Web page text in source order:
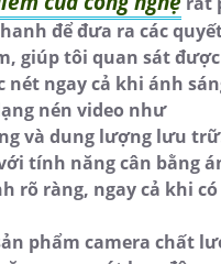
để đưa ra các
giúp tôi quan sát
ngay cả khi ánh
nén video như
và dung lượng lưu
tính năng cân bằng
rõ ràng, ngay cả khi
phẩm camera chất